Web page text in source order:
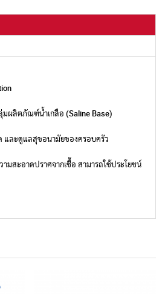
มผลิตภัณฑ์น้ำเกลือ (Saline Base)
และดูแลสุขอนามัยของครอบครัว
มสะอาดปราศจากเชื้อ สามารถใช้ประโยชน์